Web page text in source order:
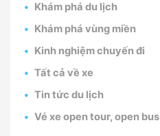
Khám phá du lịch
Khám phá vùng miền
Kinh nghiệm chuyến đi
Tất cả về xe
Tin tức du lịch
Vé xe open tour, open bus